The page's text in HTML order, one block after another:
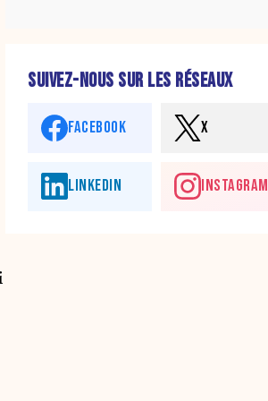
SUIVEZ-NOUS SUR LES RÉSEAUX
FACEBOOK X
LINKEDIN INSTAGRAM